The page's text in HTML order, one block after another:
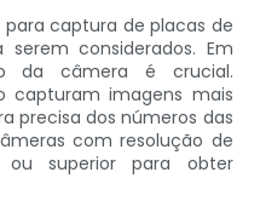
captura de placas de
considerados. Em
da câmera é crucial.
capturam imagens mais
precisa dos números das
com resolução de
ou superior para obter